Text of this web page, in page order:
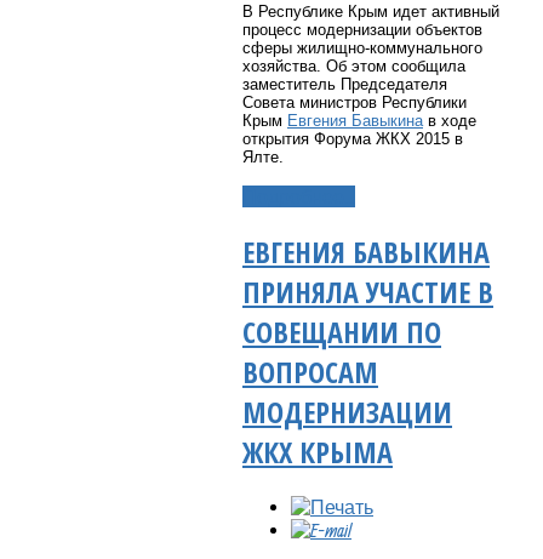
В Республике Крым идет активный
процесс модернизации объектов
сферы жилищно-коммунального
хозяйства. Об этом сообщила
заместитель Председателя
Совета министров Республики
Крым Евгения Бавыкина в ходе
открытия Форума ЖКХ 2015 в
Ялте.
ЕВГЕНИЯ БАВЫКИНА
ПРИНЯЛА УЧАСТИЕ В
СОВЕЩАНИИ ПО
ВОПРОСАМ
МОДЕРНИЗАЦИИ
ЖКХ КРЫМА